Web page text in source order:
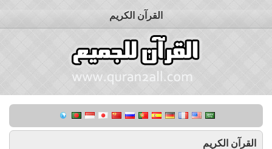
القرآن الكريم
القرآن الكريم